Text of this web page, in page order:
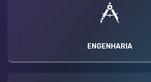
ENGENHARIA